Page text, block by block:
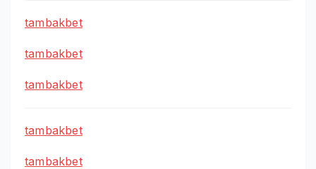
tambakbet
tambakbet
tambakbet
tambakbet
tambakbet